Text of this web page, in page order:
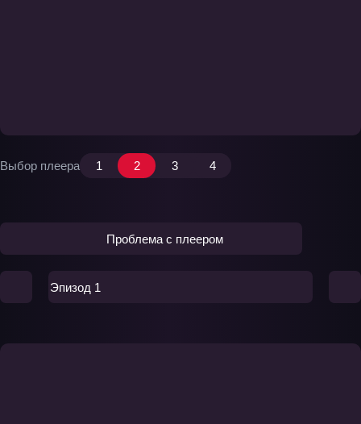
Выбор плеера 1 2 3 4
Проблема с плеером
Эпизод 1